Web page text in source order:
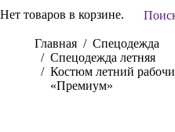
Нет товаров в корзине.
Вы здесь:
Главная
Спецодежда
Спецодежда летняя
Костюм летний
«Премиум»